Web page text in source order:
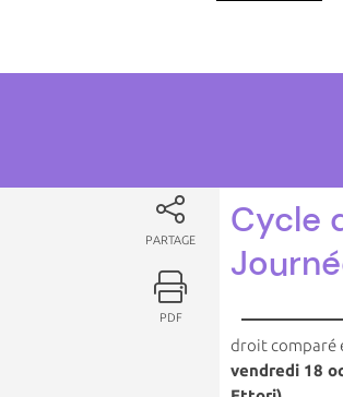
PARTAGE
PDF
Cycle
droit comparé
vendredi 18